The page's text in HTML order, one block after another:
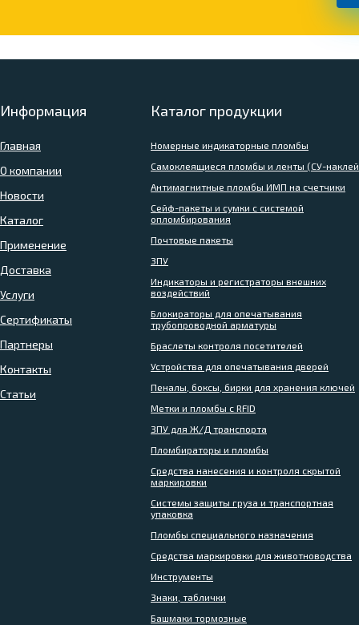
Информация
Главная
О компании
Новости
Каталог
Применение
Доставка
Услуги
Сертификаты
Партнеры
Контакты
Статьи
Каталог продукции
Номерные индикаторные пломбы
Самоклеящиеся пломбы и ленты (СУ-
Антимагнитные пломбы ИМП на счетчики
Сейф-пакеты и сумки с системой
опломбирования
Почтовые пакеты
ЗПУ
Индикаторы и регистраторы внешних
воздействий
Блокираторы для опечатывания
трубопроводной арматуры
Браслеты контроля посетителей
Устройства для опечатывания дверей
Пеналы, боксы, бирки для хранения ключей
Метки и пломбы с RFID
ЗПУ для Ж/Д транспорта
Пломбираторы и пломбы
Средства нанесения и контроля скрытой
маркировки
Системы защиты груза и транспортная
упаковка
Пломбы специального назначения
Средства маркировки для животноводства
Инструменты
Знаки, таблички
Башмаки тормозные